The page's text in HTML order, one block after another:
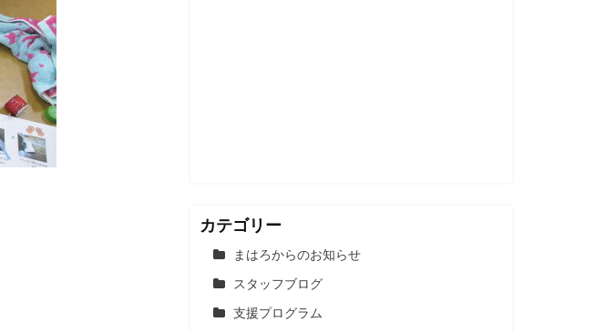
カテゴリー
まはろからのお知らせ
スタッフブログ
支援プログラム